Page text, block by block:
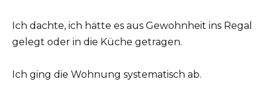
Ich dachte, ich hätte es aus Gewohnheit ins Regal
gelegt oder in die Küche getragen.
Ich ging die Wohnung systematisch ab.